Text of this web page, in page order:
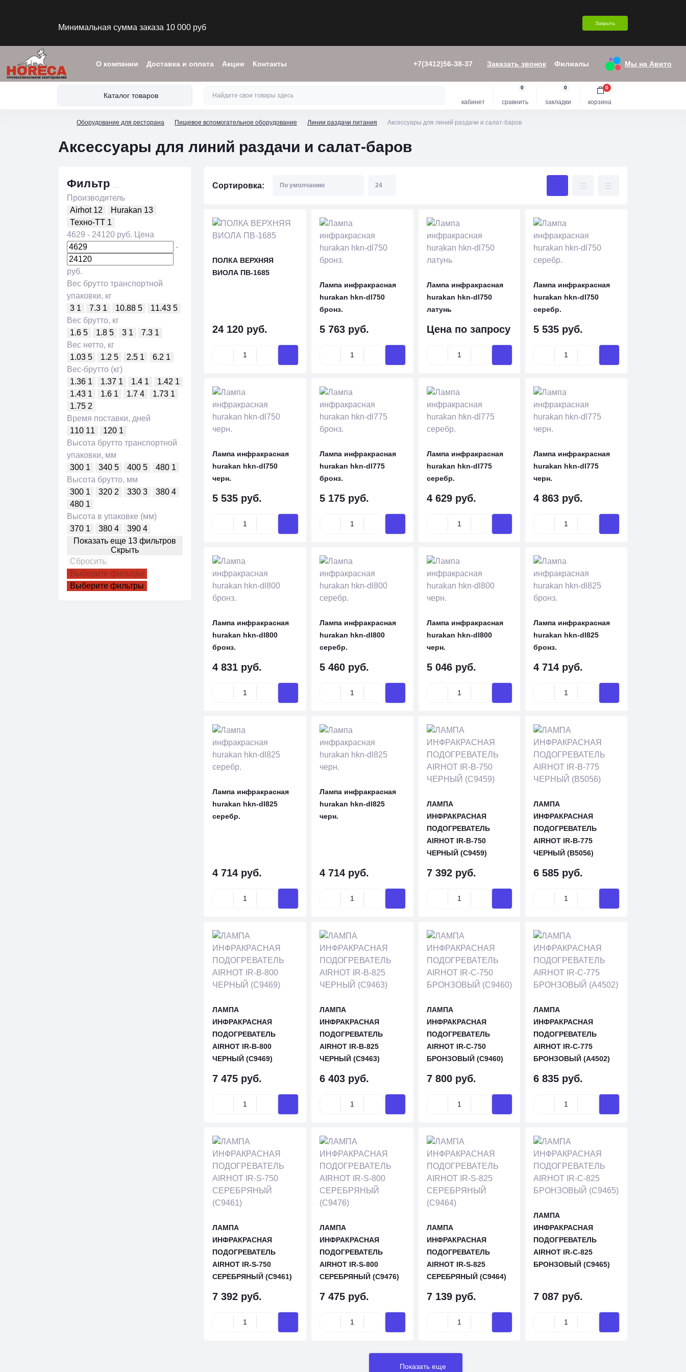
Минимальная сумма заказа 10 000 руб Закрыть
О компании Доставка и оплата Акции Контакты +7(3412)56-38-37 Заказать звонок Филиалы Мы на Авито
Каталог товаров
кабинет сравнить
0
закладки
0
корзина
0
Оборудование для ресторана Пищевое вспомогательное оборудование Линии раздачи питания Аксессуары для линий раздачи и салат-баров
Аксессуары для линий раздачи и салат-баров
Фильтр
Производитель
Airhot 12 Hurakan 13
Техно-ТТ 1
4629 - 24120 руб. Цена
-
руб.
Вес брутто транспортной
упаковки, кг
3 1 7.3 1 10.88 5 11.43 5
Вес брутто, кг
1.6 5 1.8 5 3 1 7.3 1
Вес нетто, кг
1.03 5 1.2 5 2.5 1 6.2 1
Вес-брутто (кг)
1.36 1 1.37 1 1.4 1 1.42 1
1.43 1 1.6 1 1.7 4 1.73 1
1.75 2
Время поставки, дней
110 11 120 1
Высота брутто транспортной
упаковки, мм
300 1 340 5 400 5 480 1
Высота брутто, мм
300 1 320 2 330 3 380 4
480 1
Высота в упаковке (мм)
370 1 380 4 390 4
Показать еще 13 фильтров
Скрыть
Сбросить
Выберите фильтры
Выберите фильтры
Сортировка:
ПОЛКА ВЕРХНЯЯ
ВИОЛА ПВ-1685
24 120 руб.
Лампа инфракрасная
hurakan hkn-dl750
бронз.
5 763 руб.
Лампа инфракрасная
hurakan hkn-dl750
латунь
Цена по запросу
Лампа инфракрасная
hurakan hkn-dl750
серебр.
5 535 руб.
Лампа инфракрасная
hurakan hkn-dl750
черн.
5 535 руб.
Лампа инфракрасная
hurakan hkn-dl775
бронз.
5 175 руб.
Лампа инфракрасная
hurakan hkn-dl775
серебр.
4 629 руб.
Лампа инфракрасная
hurakan hkn-dl775
черн.
4 863 руб.
Лампа инфракрасная
hurakan hkn-dl800
бронз.
4 831 руб.
Лампа инфракрасная
hurakan hkn-dl800
серебр.
5 460 руб.
Лампа инфракрасная
hurakan hkn-dl800
черн.
5 046 руб.
Лампа инфракрасная
hurakan hkn-dl825
бронз.
4 714 руб.
Лампа инфракрасная
hurakan hkn-dl825
серебр.
4 714 руб.
Лампа инфракрасная
hurakan hkn-dl825
черн.
4 714 руб.
ЛАМПА
ИНФРАКРАСНАЯ
ПОДОГРЕВАТЕЛЬ
AIRHOT IR-B-750
ЧЕРНЫЙ (C9459)
7 392 руб.
ЛАМПА
ИНФРАКРАСНАЯ
ПОДОГРЕВАТЕЛЬ
AIRHOT IR-B-775
ЧЕРНЫЙ (B5056)
6 585 руб.
ЛАМПА
ИНФРАКРАСНАЯ
ПОДОГРЕВАТЕЛЬ
AIRHOT IR-B-800
ЧЕРНЫЙ (C9469)
7 475 руб.
ЛАМПА
ИНФРАКРАСНАЯ
ПОДОГРЕВАТЕЛЬ
AIRHOT IR-B-825
ЧЕРНЫЙ (C9463)
6 403 руб.
ЛАМПА
ИНФРАКРАСНАЯ
ПОДОГРЕВАТЕЛЬ
AIRHOT IR-C-750
БРОНЗОВЫЙ (C9460)
7 800 руб.
ЛАМПА
ИНФРАКРАСНАЯ
ПОДОГРЕВАТЕЛЬ
AIRHOT IR-C-775
БРОНЗОВЫЙ (A4502)
6 835 руб.
ЛАМПА
ИНФРАКРАСНАЯ
ПОДОГРЕВАТЕЛЬ
AIRHOT IR-S-750
СЕРЕБРЯНЫЙ (C9461)
7 392 руб.
ЛАМПА
ИНФРАКРАСНАЯ
ПОДОГРЕВАТЕЛЬ
AIRHOT IR-S-800
СЕРЕБРЯНЫЙ (C9476)
7 475 руб.
ЛАМПА
ИНФРАКРАСНАЯ
ПОДОГРЕВАТЕЛЬ
AIRHOT IR-S-825
СЕРЕБРЯНЫЙ (C9464)
7 139 руб.
ЛАМПА
ИНФРАКРАСНАЯ
ПОДОГРЕВАТЕЛЬ
AIRHOT IR-С-825
БРОНЗОВЫЙ (C9465)
7 087 руб.
Показать еще